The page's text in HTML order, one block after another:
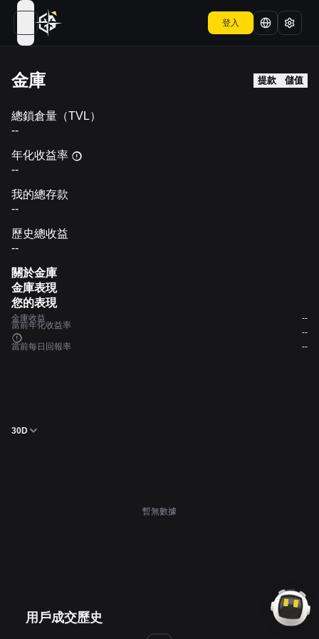
open navigation menu 登入
金庫 提款 儲值
總鎖倉量（TVL）
--
年化收益率
--
我的總存款
--
歷史總收益
--
關於金庫
金庫表現
您的表現
金庫收益 --
當前年化收益率
--
當前每日回報率
--
30D
暫無數據
用戶成交歷史